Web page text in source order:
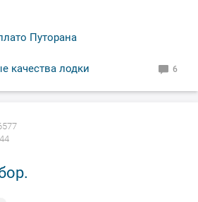
снастью в заросшей наглухо
где-то вдалеке... И от рыб,
от суенгинских, местные
на крупных мушек. И, как
тоже активность была
плывёт белый, вроде как, от
Путорана
качества лодки 6